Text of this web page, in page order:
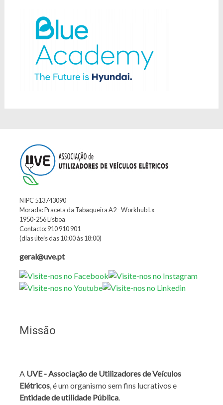
NIPC 513743090
Morada: Praceta da Tabaqueira A2 - Workhub Lx
1950-256 Lisboa
Contacto: 910 910 901
(dias úteis das 10:00 às 18:00)
geral@uve.pt
Missão
A UVE - Associação de Utilizadores de Veículos
Elétricos, é um organismo sem fins lucrativos e
Entidade de utilidade Pública.